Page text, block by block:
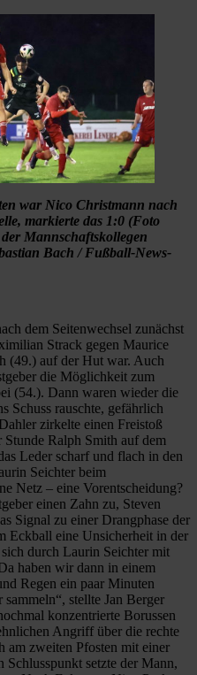
war Nico Christmann nach
markierte das 1:0 (Foto
Mannschaftskollegen
Bach / Fußball-News-
dem Seitenwechsel zunächst
Strack gegen Maurice
(49.) auf der Hut war. Auch
die Möglichkeit zum
(54.). Dann waren wieder die
Schuss rauschte, gefährlich
zirkelte einen Freistoß
Ralph Smith auf dem
Leder scharf und flach in den
Seichter beim
Netz – eine Vorentscheidung?
einen Zahn zu, Steven
Signal zu einer Drangphase der
Eckball eine Unsicherheit in der
durch Laurin Seichter mit
haben wir dann in einem
Regen ein paar Minuten
stellte Jan Berger
konzentrierte Borussen
Angriff über die rechte
am zweiten Pfosten mit einer
setzte der Mann,